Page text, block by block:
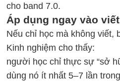
cho band 7.0.
Áp dụng ngay vào viết
Nếu chỉ học mà không viết,
Kinh nghiệm cho thấy:
người học chỉ thực sự “sở
dùng nó ít nhất 5–7 lần